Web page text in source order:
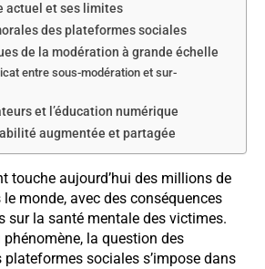
actuel et ses limites
des plateformes sociales
de la modération à grande échelle
entre sous-modération et sur-
et l’éducation numérique
augmentée et partagée
touche aujourd’hui des millions de
monde, avec des conséquences
sur la santé mentale des victimes.
phénomène, la question des
plateformes sociales s’impose dans